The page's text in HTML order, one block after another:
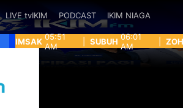
LIVE tvIKIM PODCAST IKIM NIAGA
IMSAK 05:51
AM
SUBUH 06:01
AM